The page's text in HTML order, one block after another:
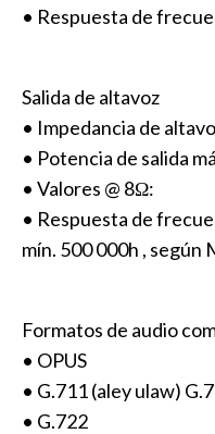
• Respuesta de
Salida de altavoz
• Impedancia de
• Potencia de salida
• Valores @ 8Ω:
• Respuesta de
mín. 500 000h , según
Formatos de audio
• OPUS
• G.711 (aley ulaw)
• G.722